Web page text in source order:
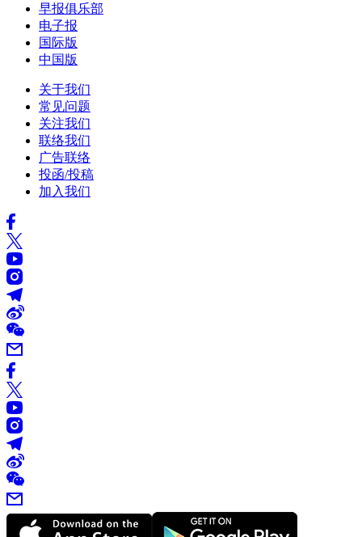
早报俱乐部
电子报
国际版
中国版
关于我们
常见问题
关注我们
联络我们
广告联络
投函/投稿
加入我们